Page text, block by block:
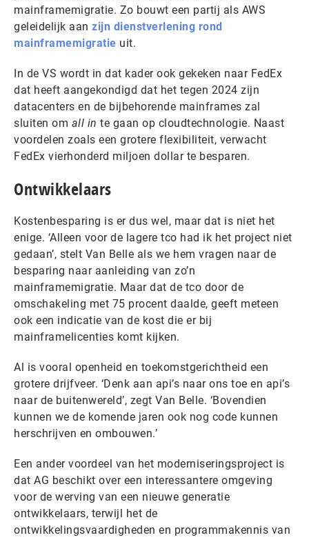
mainframemigratie. Zo bouwt een partij als AWS
geleidelijk aan zijn dienstverlening rond
mainframemigratie uit.
In de VS wordt in dat kader ook gekeken naar FedEx
dat heeft aangekondigd dat het tegen 2024 zijn
datacenters en de bijbehorende mainframes zal
sluiten om all in te gaan op cloudtechnologie. Naast
voordelen zoals een grotere flexibiliteit, verwacht
FedEx vierhonderd miljoen dollar te besparen.
Ontwikkelaars
Kostenbesparing is er dus wel, maar dat is niet het
enige. ‘Alleen voor de lagere tco had ik het project niet
gedaan’, stelt Van Belle als we hem vragen naar de
besparing naar aanleiding van zo’n
mainframemigratie. Maar dat de tco door de
omschakeling met 75 procent daalde, geeft meteen
ook een indicatie van de kost die er bij
mainframelicenties komt kijken.
Al is vooral openheid en toekomstgerichtheid een
grotere drijfveer. ‘Denk aan api’s naar ons toe en api’s
naar de buitenwereld’, zegt Van Belle. ‘Bovendien
kunnen we de komende jaren ook nog code kunnen
herschrijven en ombouwen.’
Een ander voordeel van het moderniseringsproject is
dat AG beschikt over een interessantere omgeving
voor de werving van een nieuwe generatie
ontwikkelaars, terwijl het de
ontwikkelingsvaardigheden en programmakennis van